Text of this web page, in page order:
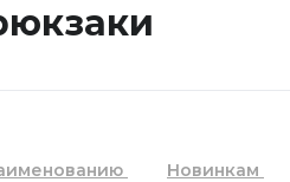
Новинкам